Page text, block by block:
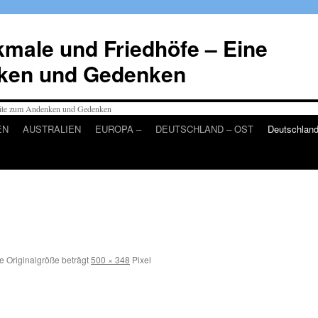
und Friedhöfe – Eine
und Gedenken
AUSTRALIEN EUROPA – DEUTSCHLAND – OST
Originalgröße beträgt500 × 348 Pixel